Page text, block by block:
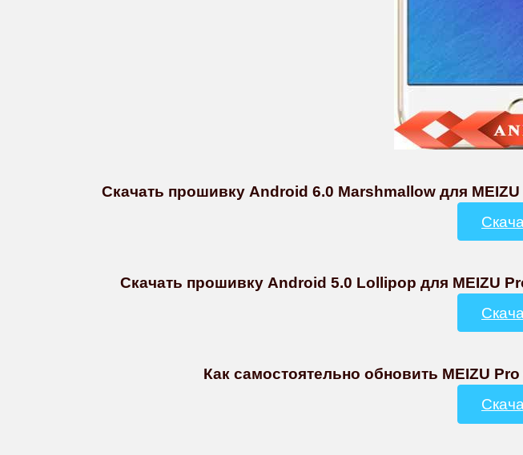
Скачать прошивку Android 6.0 Marshmallow для
Скачать прошивку Android 5.0 Lollipop для MEIZU
Как самостоятельно обновить MEIZU